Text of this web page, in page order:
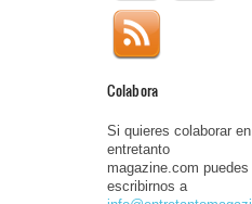
Colabora
Si quieres colaborar en
entretanto
magazine.com puedes
escribirnos a